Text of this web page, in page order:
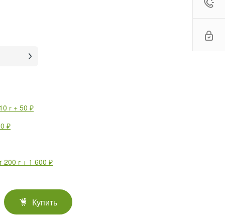
г + 50 ₽
₽
г + 1 600 ₽
Купить